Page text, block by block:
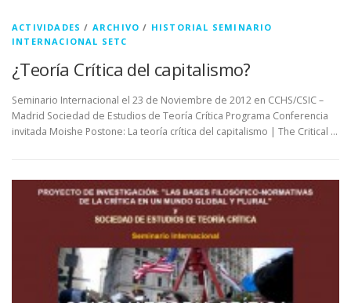
ACTIVIDADES / ARCHIVO / HISTORIAL SEMINARIO
INTERNACIONAL SETC
¿Teoría Crítica del capitalismo?
Seminario Internacional el 23 de Noviembre de 2012 en CCHS/CSIC –
Madrid Sociedad de Estudios de Teoría Crítica Programa Conferencia
invitada Moishe Postone: La teoría crítica del capitalismo | The Critical …